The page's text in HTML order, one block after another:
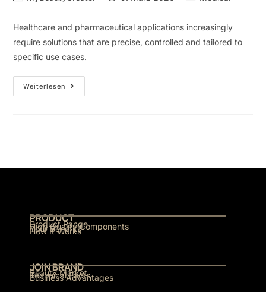
Healthcare and pharmaceutical applications increasingly
require solutions that are precise, controlled and tailored to
specific use cases.
Weiterlesen
PRODUCT
Product Range
High Quality Components
Your Benefits
How It Works
JOIN BRAND
Beauty Market
Technical Facts
Business Advantages